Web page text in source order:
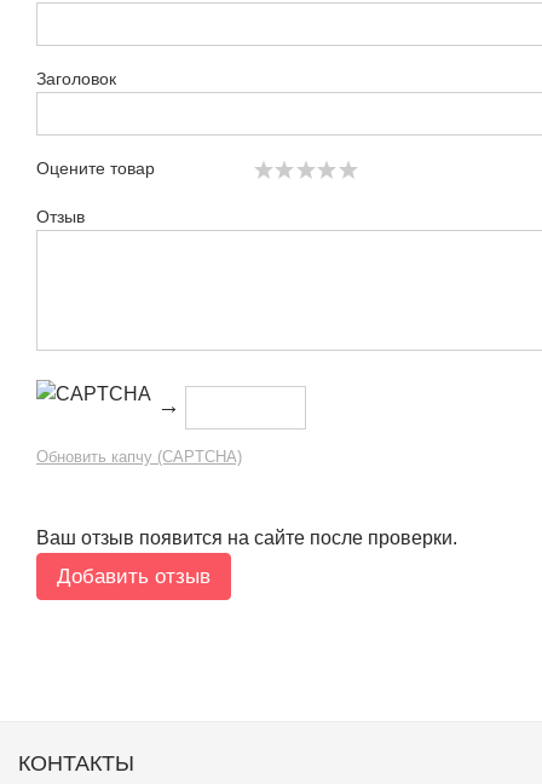
Заголовок
Оцените товар
Отзыв
→
Обновить капчу (CAPTCHA)
Ваш отзыв появится на сайте после проверки.
КОНТАКТЫ